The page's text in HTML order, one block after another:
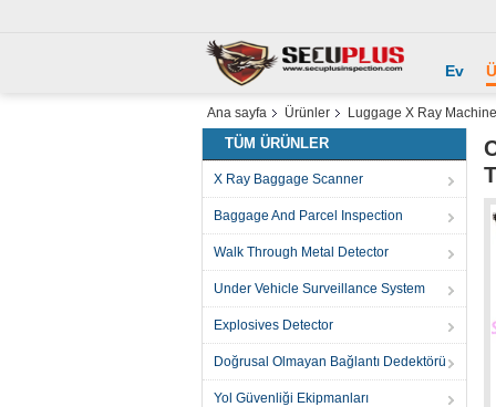
Ev
Ana sayfa Ürünler Luggage X Ray
TÜM ÜRÜNLER
X Ray Baggage Scanner
Baggage And Parcel Inspection
Walk Through Metal Detector
Under Vehicle Surveillance System
Explosives Detector
Doğrusal Olmayan Bağlantı Dedektörü
Yol Güvenliği Ekipmanları